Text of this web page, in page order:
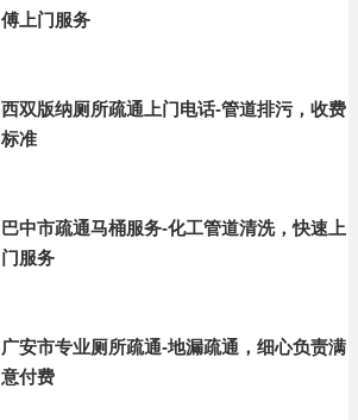
傅上门服务
西双版纳厕所疏通上门电话-管道排污，收费
标准
巴中市疏通马桶服务-化工管道清洗，快速上
门服务
广安市专业厕所疏通-地漏疏通，细心负责满
意付费